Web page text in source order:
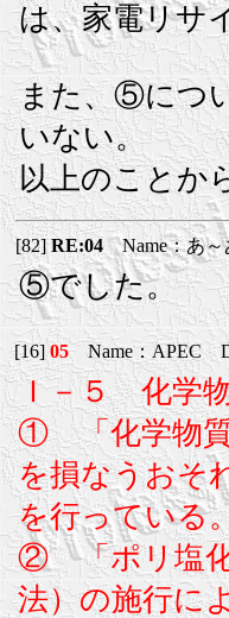
は、家電リサ
また、⑤につ
いない。
以上のことか
[82]RE:04Name：あ～
⑤でした。
[16]05Name：APEC
Ｉ－５ 化学
① 「化学物質
を損なうおそ
を行っている
② 「ポリ塩化
法）の施行に